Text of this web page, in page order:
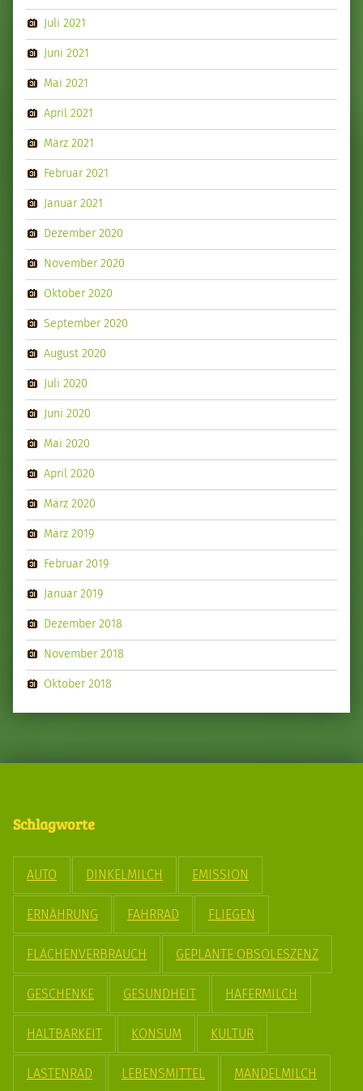
Juli 2021
Juni 2021
Mai 2021
April 2021
März 2021
Februar 2021
Januar 2021
Dezember 2020
November 2020
Oktober 2020
September 2020
August 2020
Juli 2020
Juni 2020
Mai 2020
April 2020
März 2020
März 2019
Februar 2019
Januar 2019
Dezember 2018
November 2018
Oktober 2018
Schlagworte
AUTO DINKELMILCH EMISSION
ERNÄHRUNG FAHRRAD FLIEGEN
FLÄCHENVERBRAUCH GEPLANTE OBSOLESZENZ
GESCHENKE GESUNDHEIT HAFERMILCH
HALTBARKEIT KONSUM KULTUR
LASTENRAD LEBENSMITTEL MANDELMILCH